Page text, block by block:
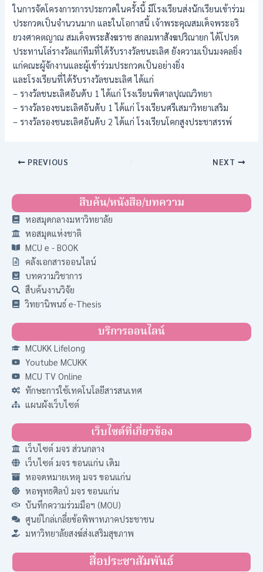
ในการจัดโครงการการประกวดในครั้งนี้ มีโรงเรียนส่งนักเรียนเข้าร่วม
ประกวดเป็นจำนวนมาก และในโอกาสนี้ เจ้าพระคุณสมเด็จพระอริ
ยวงศาคตญาณ สมเด็จพระสังฆราช สกลมหาสังฆปริณายก ได้โปรด
ประทานโล่รางวัลแก่ทีมที่ได้รับรางวัลชนะเลิศ ยังความเป็นมงคลยิ่ง
แก่คณะผู้จักงานและผู้เข้าร่วมประกวดเป็นอย่างยิ่ง
และโรงเรียนที่ได้รับรางวัลชนะเลิศ ได้แก่
– รางวัลชนะเลิศอันดับ 1 ได้แก่ โรงเรียนพิศาลปุณณวิทยา
– รางวัลรองชนะเลิศอันดับ 1 ได้แก่ โรงเรียนศรีเสมาวิทยาเสริม
– รางวัลรองชนะเลิศอันดับ 2 ได้แก่ โรงเรียนโคกสูงประชาสรรพ์
PREVIOUS NEXT
สืบค้น/หนังสือ/บทความ
หอสมุดกลางมหาวิทยาลัย
หอสมุดแห่งชาติ
MCU e - BOOK
คลังเอกสารออนไลน์
บทความวิชาการ
สืบค้นงานวิจัย
วิทยานิพนธ์ e-Thesis
บริการออนไลน์
MCUKK Lifelong
Youtube MCUKK
MCU TV Online
ทักษะการใช้เทคโนโลยีสารสนเทศ
แผนผังเว็บไซต์
เว็บไซต์ที่เกี่ยวข้อง
เว็บไซต์ มจร ส่วนกลาง
เว็บไซต์ มจร ขอนแก่น เดิม
หอจดหมายเหตุ มจร ขอนแก่น
หอพุทธศิลป์ มจร ขอนแก่น
บันทึกความร่วมมือฯ (MOU)
ศูนย์ไกล่เกลี่ยข้อพิพาทภาคประชาชน
มหาวิทยาลัยสงฆ์ส่งเสริมสุขภาพ
สื่อประชาสัมพันธ์